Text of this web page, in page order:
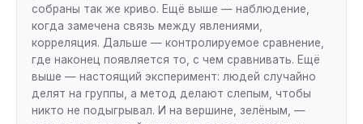
собраны так же криво. Ещё выше — наблюдение,
когда замечена связь между явлениями,
корреляция. Дальше — контролируемое сравнение,
где наконец появляется то, с чем сравнивать. Ещё
выше — настоящий эксперимент: людей случайно
делят на группы, а метод делают слепым, чтобы
никто не подыгрывал. И на вершине, зелёным, —